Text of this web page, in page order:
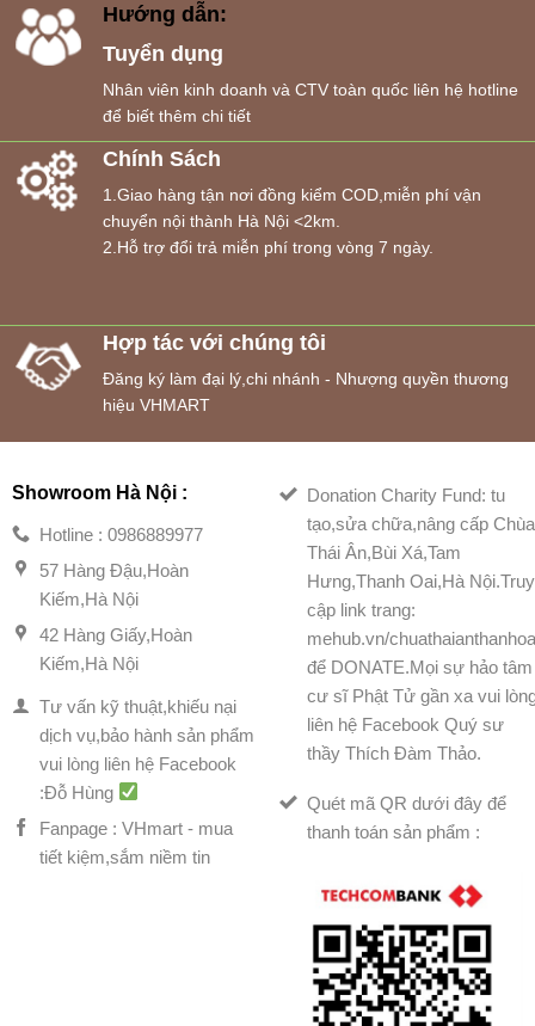
Hướng dẫn:
Tuyển dụng
Nhân viên kinh doanh và CTV toàn quốc liên hệ hotline
để biết thêm chi tiết
Chính Sách
1.Giao hàng tận nơi đồng kiểm COD,miễn phí vận
chuyển nội thành Hà Nội <2km.
2.Hỗ trợ đổi trả miễn phí trong vòng 7 ngày.
Hợp tác với chúng tôi
Đăng ký làm đại lý,chi nhánh - Nhượng quyền thương
hiệu VHMART
Showroom Hà Nội :
Hotline : 0986889977
57 Hàng Đậu,Hoàn
Kiếm,Hà Nội
42 Hàng Giấy,Hoàn
Kiếm,Hà Nội
Tư vấn kỹ thuật,khiếu nại
dịch vụ,bảo hành sản phẩm
vui lòng liên hệ Facebook
:Đỗ Hùng
Fanpage : VHmart - mua
tiết kiệm,sắm niềm tin
Donation Charity Fund: tu
tạo,sửa chữa,nâng cấp Chùa
Thái Ân,Bùi Xá,Tam
Hưng,Thanh Oai,Hà Nội.Truy
cập link trang:
mehub.vn/
để DONATE.Mọi sự hảo tâm
cư sĩ Phật Tử gần xa vui
liên hệ Facebook Quý sư
thầy Thích Đàm Thảo.
Quét mã QR dưới đây để
thanh toán sản phẩm :